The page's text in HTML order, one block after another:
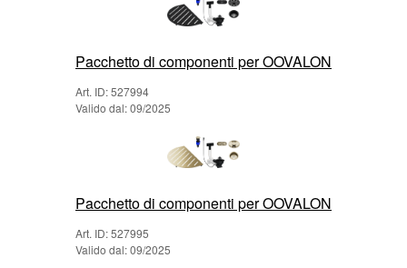
Pacchetto di componenti per OOVALON
Art. ID: 527994
Valido dal: 09/2025
Pacchetto di componenti per OOVALON
Art. ID: 527995
Valido dal: 09/2025